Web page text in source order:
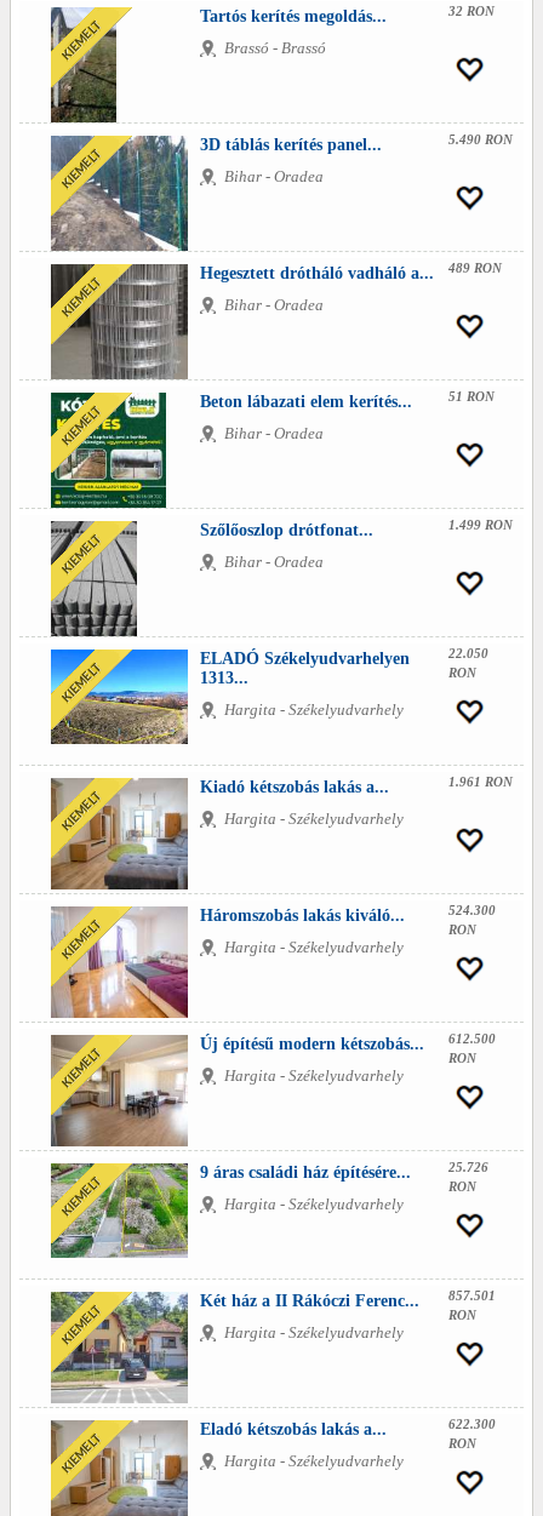
Tartós kerítés megoldás...
Brassó - Brassó
32 RON
3D táblás kerítés panel...
Bihar - Oradea
5.490 RON
Hegesztett drótháló vadháló a...
Bihar - Oradea
489 RON
Beton lábazati elem kerítés...
Bihar - Oradea
51 RON
Szőlőoszlop drótfonat...
Bihar - Oradea
1.499 RON
ELADÓ Székelyudvarhelyen
1313...
Hargita - Székelyudvarhely
22.050
RON
Kiadó kétszobás lakás a...
Hargita - Székelyudvarhely
1.961 RON
Háromszobás lakás kiváló...
Hargita - Székelyudvarhely
524.300
RON
Új építésű modern kétszobás...
Hargita - Székelyudvarhely
612.500
RON
9 áras családi ház építésére...
Hargita - Székelyudvarhely
25.726
RON
Két ház a II Rákóczi Ferenc...
Hargita - Székelyudvarhely
857.501
RON
Eladó kétszobás lakás a...
Hargita - Székelyudvarhely
622.300
RON